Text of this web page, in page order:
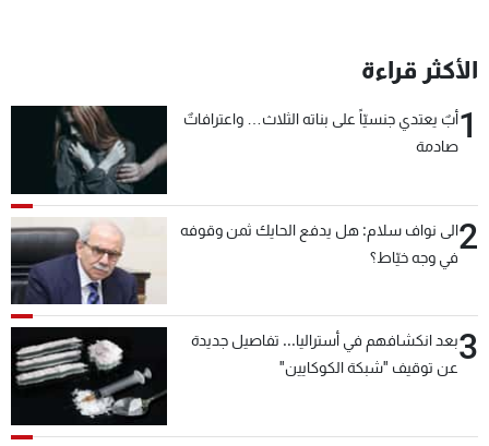
الأكثر قراءة
1أبٌ يعتدي جنسيّاً على بناته الثلاث… واعترافاتٌ
صادمة
2الى نواف سلام: هل يدفع الحايك ثمن وقوفه
في وجه خيّاط؟
3بعد انكشافهم في أستراليا... تفاصيل جديدة
عن توقيف "شبكة الكوكايين"